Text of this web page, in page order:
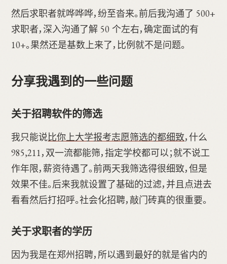
然后求职者就哗哗哗，纷至沓来。前后我沟通了 500+
求职者，深入沟通了解 50 个左右，确定面试的有
10+。果然还是基数上来了，比例就不是问题。
分享我遇到的一些问题
关于招聘软件的筛选
我只能说比你上大学报考志愿筛选的都细致，什么
985,211，双一流都能筛，指定学校都可以；就不说工
作年限，薪资待遇了。前两天我筛选得很细致，但是
效果不佳。后来我就设置了基础的过滤，并且点进去
看看然后打招呼。社会化招聘，敲门砖真的很重要。
关于求职者的学历
因为我是在郑州招聘，所以遇到最好的就是省内的